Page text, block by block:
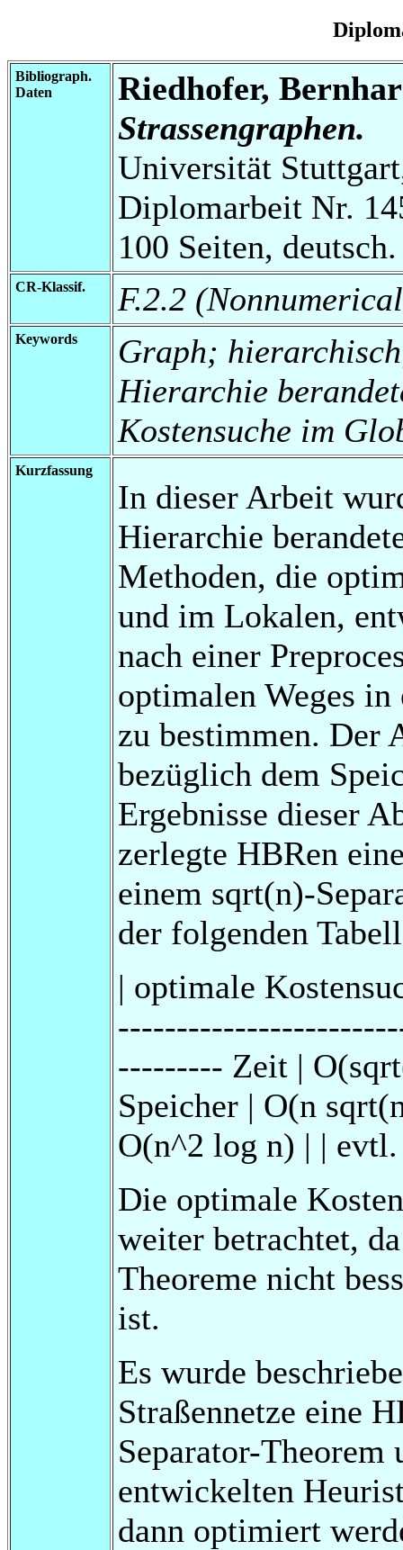
Bibliograph.
Daten
Riedhofer,
Strassengraphen.
Universität
Diplomarbeit Nr.
100 Seiten, deutsch.
CR-Klassif. F.2.2
Keywords
Graph;
Hierarchie
Kostensuche im
Kurzfassung
In dieser Arbeit
Hierarchie
Methoden, die
und im Lokalen,
nach einer
optimalen Weges in
zu bestimmen. Der
bezüglich dem
Ergebnisse dieser
zerlegte HBRen
einem sqrt(n)-
der folgenden
| optimale
--------- Zeit |
Speicher | O(n
O(n^2 log n) | |
Die optimale
weiter betrachtet,
Theoreme nicht
ist.
Es wurde
Straßennetze eine
Separator-
entwickelten
dann optimiert